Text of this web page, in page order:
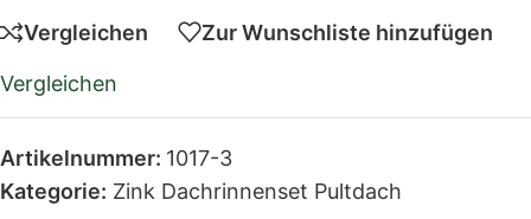
Vergleichen Zur Wunschliste hinzufügen
Vergleichen
Artikelnummer: 1017-3
Kategorie: Zink Dachrinnenset Pultdach